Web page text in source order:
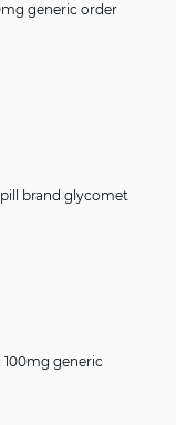
generic order
brand glycomet
generic